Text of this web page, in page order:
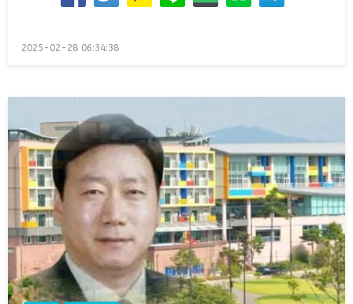
Posted
2025-02-28 06:34:38